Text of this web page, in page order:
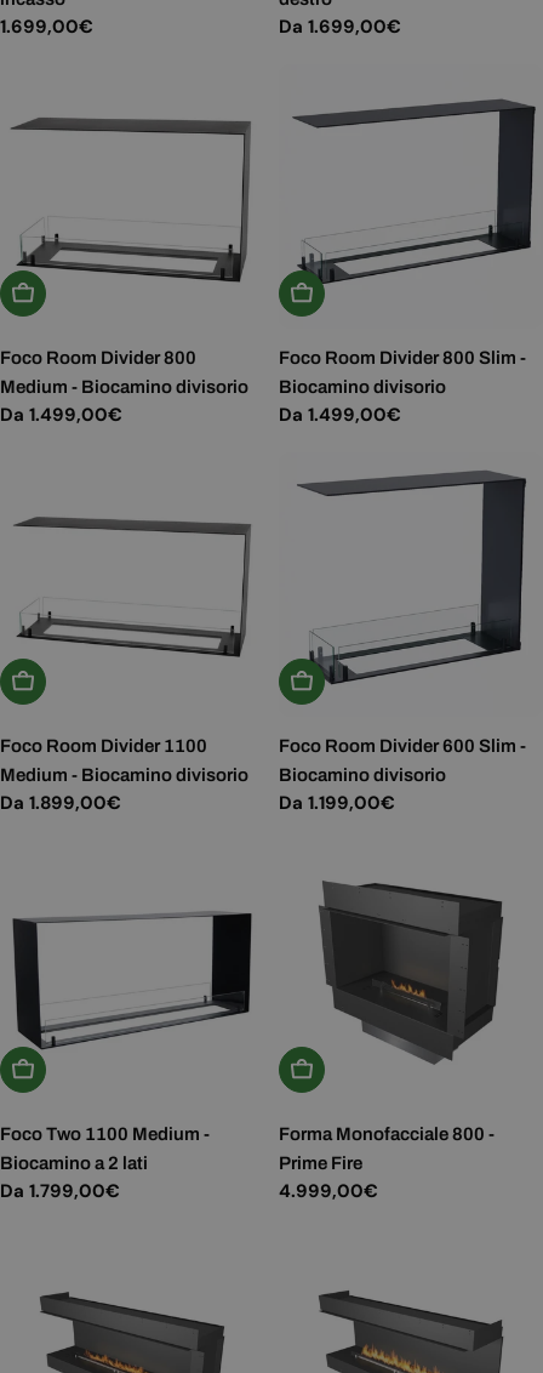
Prezzo
1.699,00€
Prezzo
Da 1.699,00€
Scegli Le Opzioni
Foco Room Divider 800
Medium - Biocamino divisorio
Prezzo
Da 1.499,00€
Scegli Le Opzioni
Foco Room Divider 800 Slim -
Biocamino divisorio
Prezzo
Da 1.499,00€
Scegli Le Opzioni
Foco Room Divider 1100
Medium - Biocamino divisorio
Prezzo
Da 1.899,00€
Scegli Le Opzioni
Foco Room Divider 600 Slim -
Biocamino divisorio
Prezzo
Da 1.199,00€
Scegli Le Opzioni
Foco Two 1100 Medium -
Biocamino a 2 lati
Prezzo
Da 1.799,00€
Aggiungi Al Carrello
Forma Monofacciale 800 -
Prime Fire
Prezzo
4.999,00€